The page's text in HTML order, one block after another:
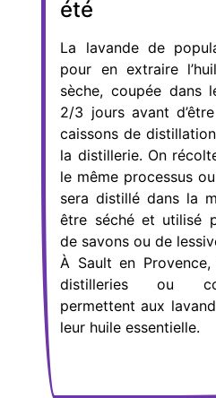
été
La lavande de
pour en extraire
sèche, coupée dans
2/3 jours avant
caissons de
la distillerie. On
le même processus
sera distillé dans la
être séché et utilisé
de savons ou de
À Sault en
distilleries ou
permettent aux
leur huile essentielle.